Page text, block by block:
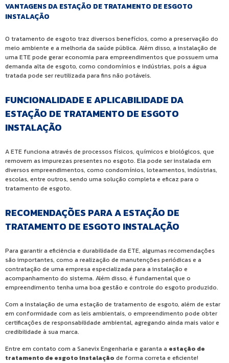
VANTAGENS DA ESTAÇÃO DE TRATAMENTO DE ESGOTO
INSTALAÇÃO
O tratamento de esgoto traz diversos benefícios, como a preservação do
meio ambiente e a melhoria da saúde pública. Além disso, a instalação de
uma ETE pode gerar economia para empreendimentos que possuem uma
demanda alta de esgoto, como condomínios e indústrias, pois a água
tratada pode ser reutilizada para fins não potáveis.
FUNCIONALIDADE E APLICABILIDADE DA
ESTAÇÃO DE TRATAMENTO DE ESGOTO
INSTALAÇÃO
A ETE funciona através de processos físicos, químicos e biológicos, que
removem as impurezas presentes no esgoto. Ela pode ser instalada em
diversos empreendimentos, como condomínios, loteamentos, indústrias,
escolas, entre outros, sendo uma solução completa e eficaz para o
tratamento de esgoto.
RECOMENDAÇÕES PARA A ESTAÇÃO DE
TRATAMENTO DE ESGOTO INSTALAÇÃO
Para garantir a eficiência e durabilidade da ETE, algumas recomendações
são importantes, como a realização de manutenções periódicas e a
contratação de uma empresa especializada para a instalação e
acompanhamento do sistema. Além disso, é fundamental que o
empreendimento tenha uma boa gestão e controle do esgoto produzido.
Com a instalação de uma estação de tratamento de esgoto, além de estar
em conformidade com as leis ambientais, o empreendimento pode obter
certificações de responsabilidade ambiental, agregando ainda mais valor e
credibilidade à sua marca.
Entre em contato com a Sanevix Engenharia e garanta a estação de
tratamento de esgoto instalação de forma correta e eficiente!